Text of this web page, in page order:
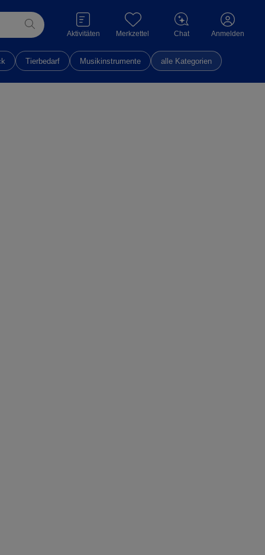
Aktivitäten Merkzettel Chat Anmelden
Tierbedarf Musikinstrumente alle Kategorien